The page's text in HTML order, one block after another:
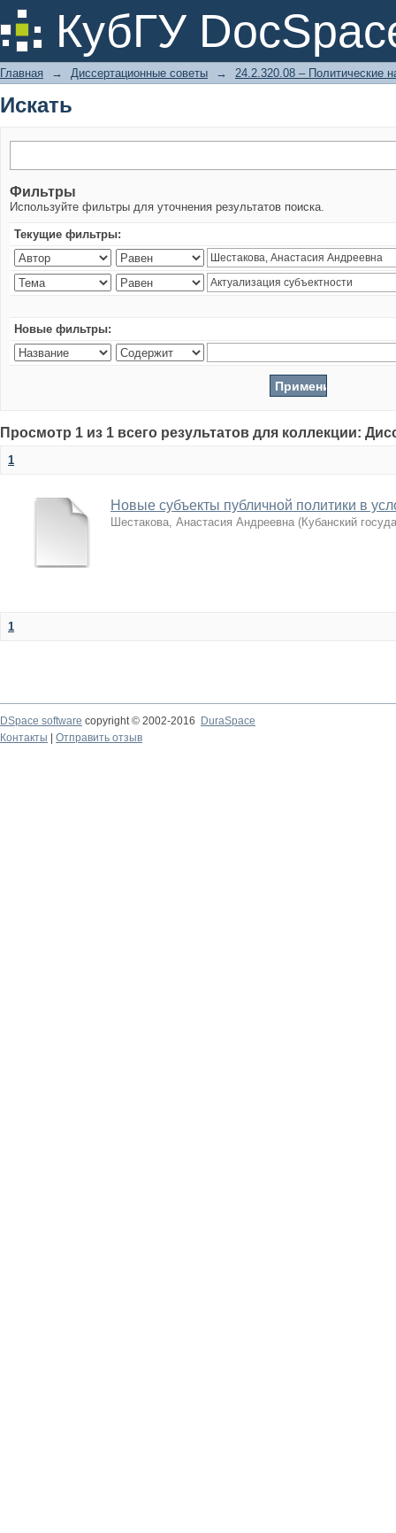
КубГУ
Искать
Главная → Диссертационные советы → 24.2.320.08 – Политические
Искать
Фильтры
Используйте фильтры для уточнения результатов поиска.
Текущие фильтры:
Новые фильтры:
Просмотр 1 из 1 всего результатов для коллекции:
1
Новые субъекты публичной политики в
Шестакова, Анастасия Андреевна (Кубанский
1
DSpace software copyright © 2002-2016
DuraSpace
Контакты
Отправить отзыв